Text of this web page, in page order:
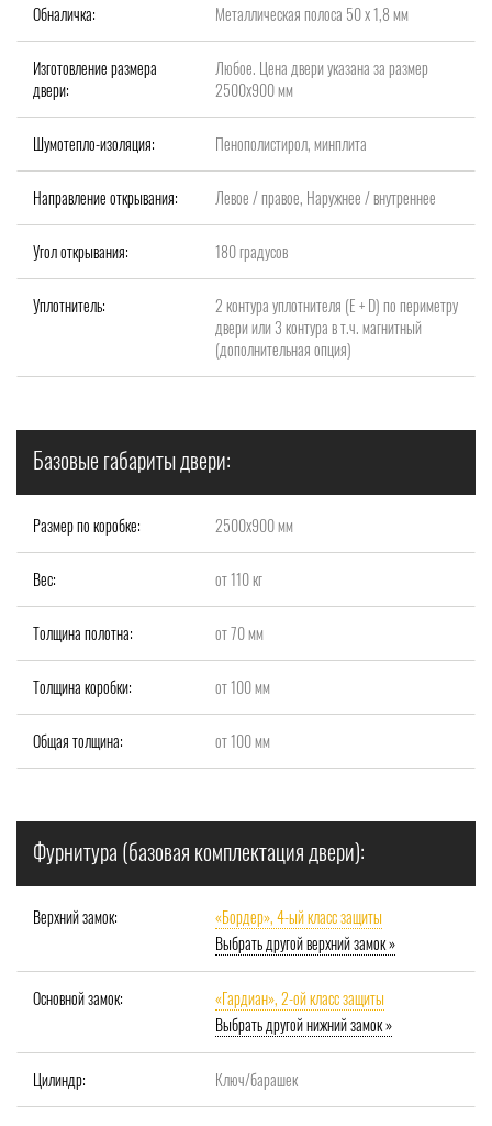
Обналичка: Металлическая полоса 50 х 1,8 мм
Изготовление размера
двери:
Любое. Цена двери указана за размер
2500x900 мм
Шумотепло-изоляция: Пенополистирол, минплита
Направление открывания: Левое / правое, Наружнее / внутреннее
Угол открывания: 180 градусов
Уплотнитель:
2 контура уплотнителя (Е + D) по периметру
двери или 3 контура в т.ч. магнитный
(дополнительная опция)
Базовые габариты двери:
Размер по коробке: 2500x900 мм
Вес: от 110 кг
Толщина полотна: от 70 мм
Толщина коробки: от 100 мм
Общая толщина: от 100 мм
Фурнитура (базовая комплектация двери):
Верхний замок:
«Бордер», 4-ый класс защиты
Выбрать другой верхний замок »
Основной замок:
«Гардиан», 2-ой класс защиты
Выбрать другой нижний замок »
Цилиндр: Ключ/барашек